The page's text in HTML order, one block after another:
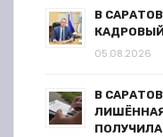
В
05.08.2026
В